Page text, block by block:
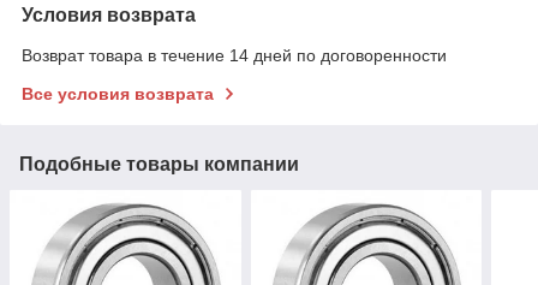
Условия возврата
Возврат товара в течение 14 дней по договоренности
Все условия возврата
Подобные товары компании